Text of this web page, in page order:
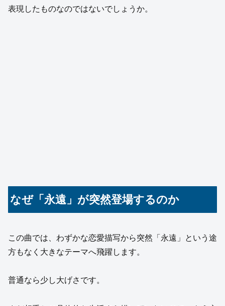
表現したものなのではないでしょうか。
なぜ「永遠」が突然登場するのか
この曲では、わずかな恋愛描写から突然「永遠」という途
方もなく大きなテーマへ飛躍します。
普通なら少し大げさです。